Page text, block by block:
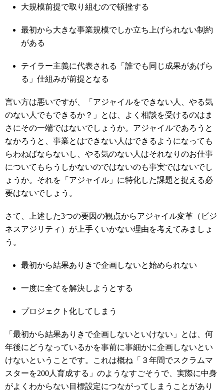
大規模前提で取り組むので頓挫する
最初から大きな事業規模でしか立ち上げられない制約
がある
テイラー主義に代表される「誰でも同じ成果があげら
る」仕組みが前提となる
言い方は悪いですが、「アジャイルをできない人、やる気
のない人でもできるか？」とは、よく相談を受けるのはま
さにその一端ではないでしょうか。アジャイルであろうと
なかろうと、事業とはできない人はできるようになっても
らわねばならないし、やる気のない人はそれなりのお仕事
についてもらうしかないのではないのも事実ではないでし
ょうか。それを「アジャイル」に特化した課題と捉える必
要はないでしょう。
さて、上述した3つの要因の観点からアジャイル変革（ビジ
ネスアジリティ）が上手くいかない理由を考えてみましょ
う。
最初から結果ありきで企画しないと始められない
一度に全てを解決しようとする
プロジェクト化してしまう
「最初から結果ありきで企画しないといけない」とは、何
年後にどうなっているかを事前に事細かに企画しないとい
けないということです。これは概ね「３年間でスクラムマ
スターを200人育成する」のようなすごそうで、実際に中身
がよくわからない目標設定につながってしまうことがあり